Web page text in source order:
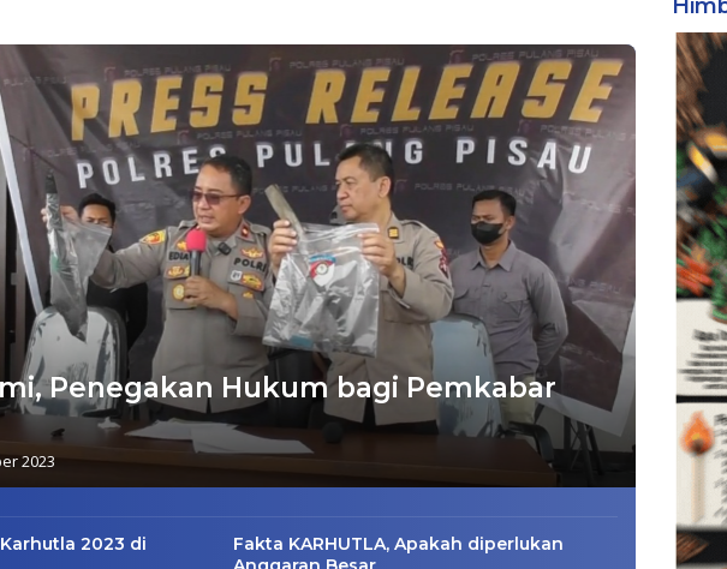
Penegakan Hukum bagi Pemkabar
2023
2023 di
Fakta KARHUTLA, Apakah diperlukan